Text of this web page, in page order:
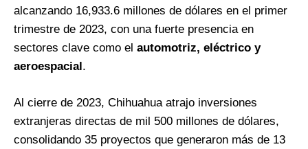
alcanzando 16,933.6 millones de dólares en el primer
trimestre de 2023, con una fuerte presencia en
sectores clave como el automotriz, eléctrico y
aeroespacial​ .
Al cierre de 2023, Chihuahua atrajo inversiones
extranjeras directas de mil 500 millones de dólares,
consolidando 35 proyectos que generaron más de 13